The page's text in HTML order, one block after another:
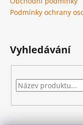
Podmínky ochrany
Vyhledávání